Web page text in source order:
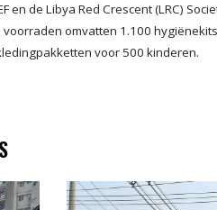
en de Libya Red Crescent (LRC)
omvatten 1.100
voor 500 kinderen.